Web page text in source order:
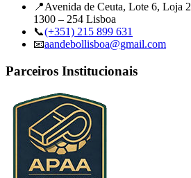
📍Avenida de Ceuta, Lote 6, Loja 2
1300 – 254 Lisboa
📞(+351) 215 899 631
📧aandebollisboa@gmail.com
Parceiros Institucionais